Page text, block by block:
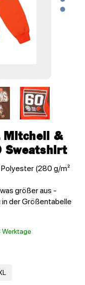
Mitchell &
Sweatshirt
(280 g/m²
größer aus -
der Größentabelle
Werktage